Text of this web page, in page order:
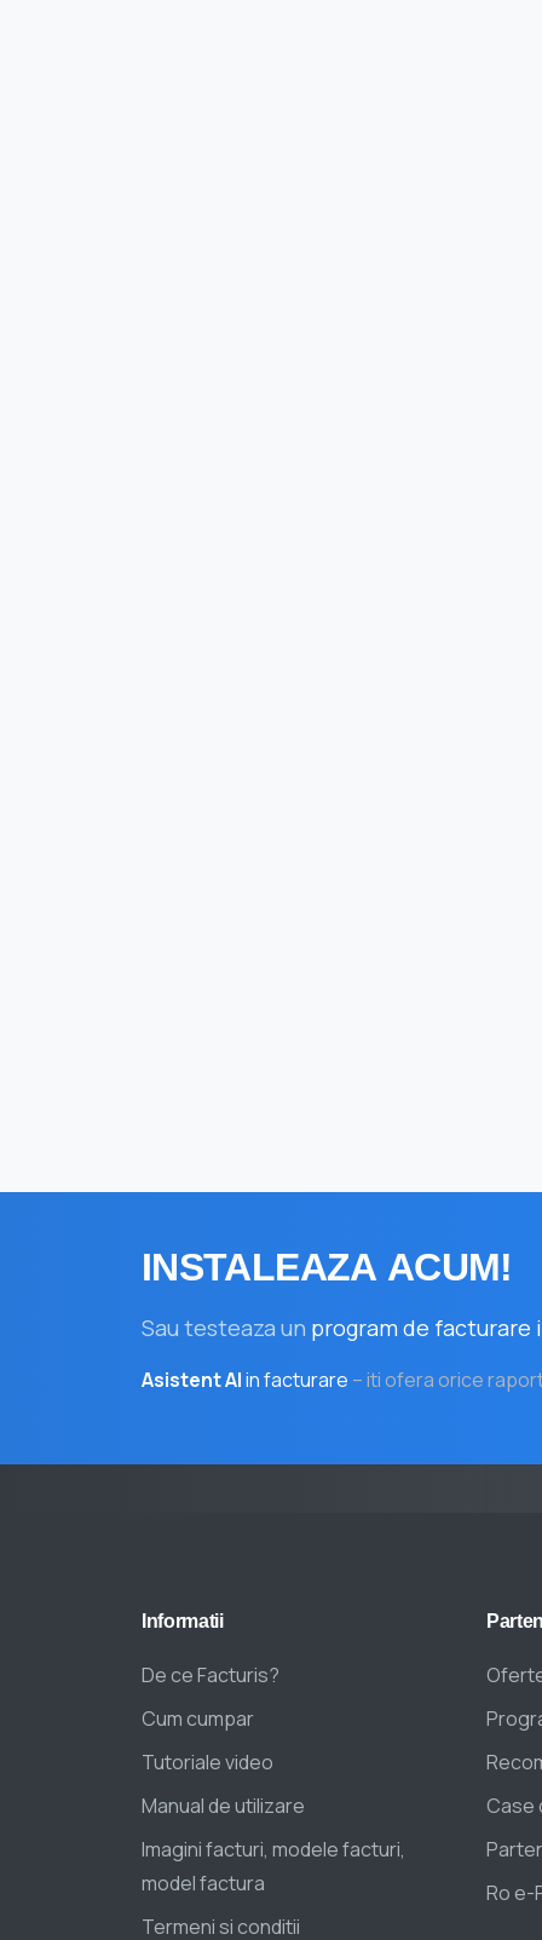
INSTALEAZA ACUM!
Sau testeaza un program de
Asistent AIin facturare – iti ofera orice
Informatii
De ce Facturis?
Cum cumpar
Tutoriale video
Manual de utilizare
Imagini facturi, modele facturi,
model factura
Termeni si conditii
Case
Ro e-